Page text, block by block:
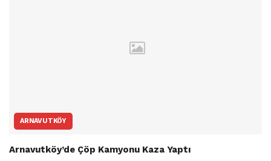
ARNAVUTKÖY
Arnavutköy’de Çöp Kamyonu Kaza Yaptı